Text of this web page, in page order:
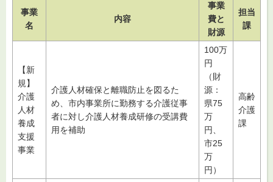
事業
名
内容
事業
費と
財源
担当
課
【新
規】
介護
人材
養成
支援
事業
介護人材確保と離職防止を図るた
め、市内事業所に勤務する介護従事
者に対し介護人材養成研修の受講費
用を補助
100万
円
（財
源：
県75
万
円、
市25
万
円）
高齢
介護
課